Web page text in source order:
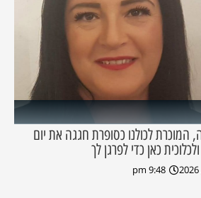
המוכרת לכולנו כסופרת חגגה את יום
כאן כדי לפרגן לך
9:48 pm